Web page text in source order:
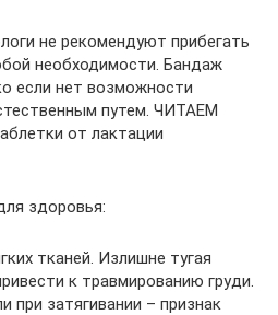
не рекомендуют прибегать
необходимости. Бандаж
если нет возможности
путем. ЧИТАЕМ
от лактации
здоровья:
тканей. Излишне тугая
к травмированию груди.
при затягивании – признак